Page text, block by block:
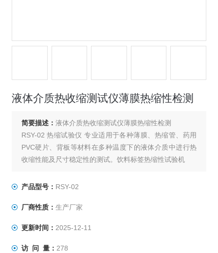
液体介质热收缩测试仪薄膜热缩性检测
简要描述： 液体介质热收缩测试仪薄膜热缩性检测
RSY-02 热缩试验仪 专业适用于各种薄膜、热缩管、药用
PVC硬片、背板等材料在多种温度下的液体介质中进行热
收缩性能及尺寸稳定性的测试。饮料标签热缩性试验机
产品型号： RSY-02
厂商性质： 生产厂家
更新时间： 2025-12-11
访 问 量： 278